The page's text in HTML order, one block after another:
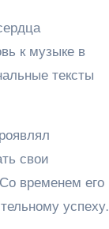
к музыке в
тексты
свои
временем его
успеху.